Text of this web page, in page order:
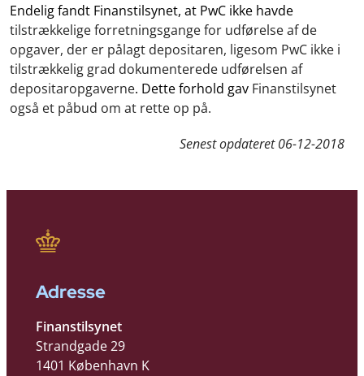
Endelig fandt Finanstilsynet, at PwC ikke havde
tilstrækkelige forretningsgange for udførelse af de
opgaver, der er pålagt depositaren, ligesom PwC ikke i
tilstrækkelig grad dokumenterede udførelsen af
depositaropgaverne. Dette forhold gav Finanstilsynet
også et påbud om at rette op på.
Senest opdateret06-12-2018
Adresse
Finanstilsynet
Strandgade 29
1401 København K